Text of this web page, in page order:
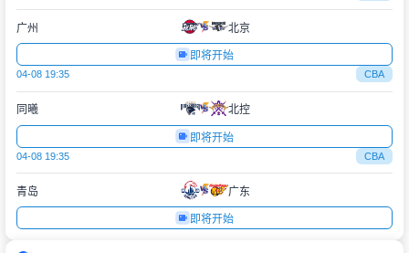
广州 北京
即将开始
04-08 19:35 CBA
同曦 北控
即将开始
04-08 19:35 CBA
青岛 广东
即将开始